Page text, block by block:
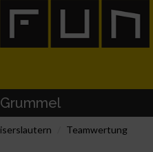
Teamwertung